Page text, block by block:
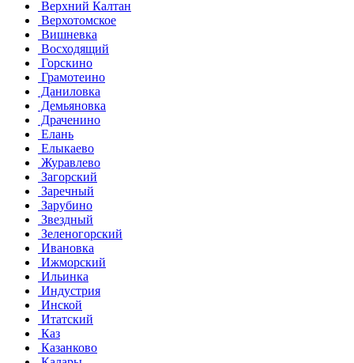
Верхний Калтан
Верхотомское
Вишневка
Восходящий
Горскино
Грамотеино
Даниловка
Демьяновка
Драченино
Елань
Елыкаево
Журавлево
Загорский
Заречный
Зарубино
Звездный
Зеленогорский
Ивановка
Ижморский
Ильинка
Индустрия
Инской
Итатский
Каз
Казанково